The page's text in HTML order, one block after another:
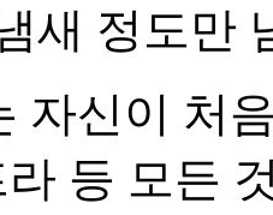
새 정도만
자신이 처
등 모든